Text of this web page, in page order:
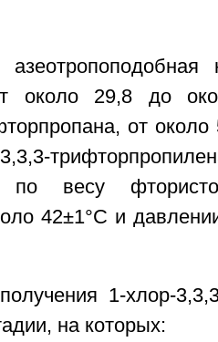
около 29,8 до
от
по весу
42±1°С и
1-хлор-
на которых: